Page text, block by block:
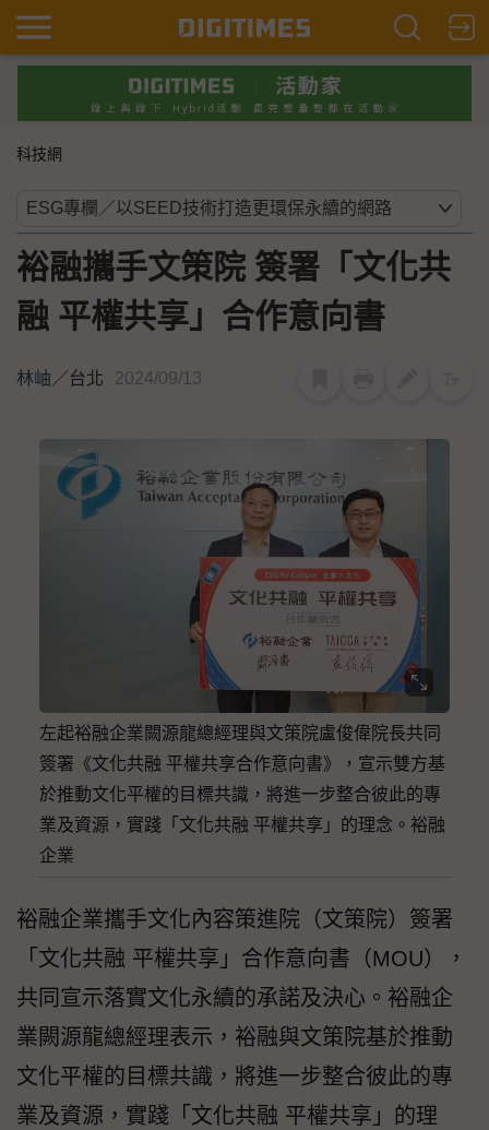
科技網
裕融攜手文策院 簽署「文化共
融 平權共享」合作意向書
林岫／台北 2024/09/13
左起裕融企業闕源龍總經理與文策院盧俊偉院長共同
簽署《文化共融 平權共享合作意向書》，宣示雙方基
於推動文化平權的目標共識，將進一步整合彼此的專
業及資源，實踐「文化共融 平權共享」的理念。裕融
企業
裕融企業攜手文化內容策進院（文策院）簽署
「文化共融 平權共享」合作意向書（MOU），
共同宣示落實文化永續的承諾及決心。裕融企
業闕源龍總經理表示，裕融與文策院基於推動
文化平權的目標共識，將進一步整合彼此的專
業及資源，實踐「文化共融 平權共享」的理